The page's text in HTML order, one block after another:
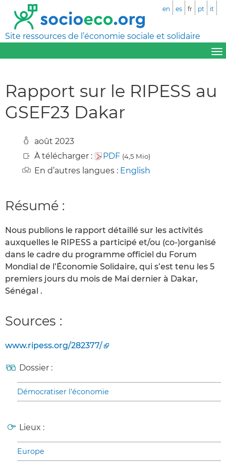
Site ressources de l’économie sociale et solidaire
en es fr pt it
Rapport sur le RIPESS au
GSEF23 Dakar
août 2023
À télécharger :
PDF (4,5 Mio)
En d’autres langues : English
Résumé :
Nous publions le rapport détaillé sur les activités
auxquelles le RIPESS a participé et/ou (co-)organisé
dans le cadre du programme officiel du Forum
Mondial de l’Économie Solidaire, qui s’est tenu les 5
premiers jours du mois de Mai dernier à Dakar,
Sénégal .
Sources :
www.ripess.org/282377/
Dossier :
Démocratiser l’économie
Lieux :
Europe